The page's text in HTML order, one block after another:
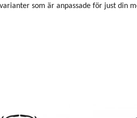
som är anpassade för just din